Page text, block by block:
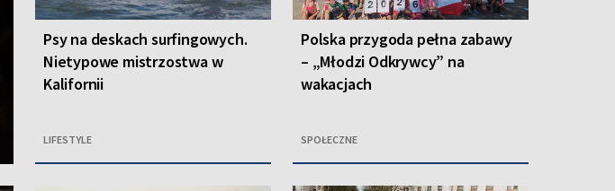
Psy na deskach surfingowych.
Nietypowe mistrzostwa w
Kalifornii
LIFESTYLE
Polska przygoda pełna zabawy
– „Młodzi Odkrywcy” na
wakacjach
SPOŁECZNE